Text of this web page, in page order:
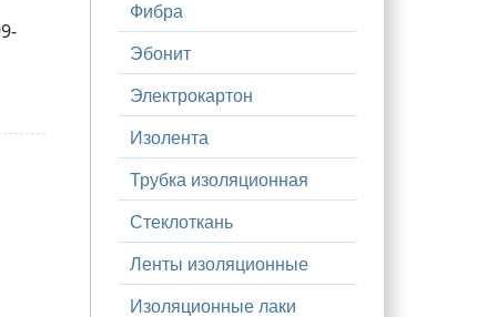
Фибра
Эбонит
Электрокартон
Изолента
Трубка изоляционная
Стеклоткань
Ленты изоляционные
Изоляционные лаки